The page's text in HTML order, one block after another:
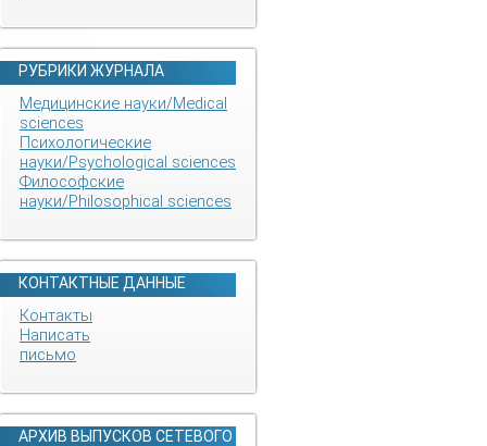
РУБРИКИ ЖУРНАЛА
Медицинские науки/Medical
sciences
Психологические
науки/Psychological sciences
Философские
науки/Philosophical sciences
КОНТАКТНЫЕ ДАННЫЕ
Контакты
Написать
письмо
АРХИВ ВЫПУСКОВ СЕТЕВОГО